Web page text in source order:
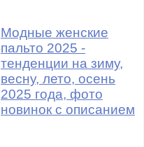
Модные женские
пальто 2025 -
тенденции на зиму,
весну, лето, осень
2025 года, фото
новинок с описанием